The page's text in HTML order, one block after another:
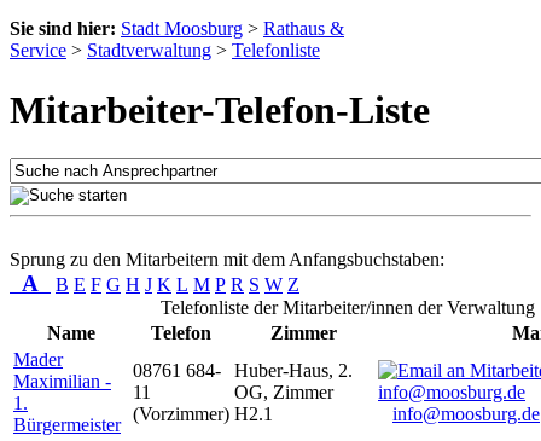
Sie sind hier: Stadt Moosburg > Rathaus &
Service > Stadtverwaltung > Telefonliste
Mitarbeiter-Telefon-Liste
Sprung zu den Mitarbeitern mit dem Anfangsbuchstaben:
A B E F G H J K L M P R S W Z
Telefonliste der Mitarbeiter/innen der Verwaltung
Name
Telefon Zimmer
Mader
Maximilian -
1.
Bürgermeister
08761 684-
11
(Vorzimmer)
Huber-Haus, 2.
OG, Zimmer
H2.1
info@moosburg.de